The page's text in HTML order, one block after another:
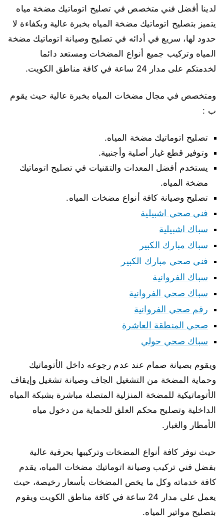
لدينا أفضل فني متخصص في تصليح اتوماتيك مضخة مياه
يتميز بتصليح اتوماتيك مضخة المياه بخبرة عالية وبكفاءة لا
حدود لها، سريع في أدائه في تصليح وصيانة اتوماتيك مضخة
المياه وتركيب جميع أنواع المضخات ومستعد دائما
لخدمتكم على مدار 24 ساعة في كافة مناطق الكويت.
ومتخصص في مجال مضخات المياه بخبرة عالية حيث يقوم
ب :
تصليح اتوماتيك مضخة المياه.
وتوفير قطع غيار أصلية وأجنبية.
يستخدم أفضل المعدات والتقنيات في تصليح اتوماتيك
مضخة المياه.
تصليح وصيانة كافة أنواع مضخات المياه.
فني صحي اشبيلية
سباك اشبيلية
سباك مبارك الكبير
فني صحي مبارك الكبير
سباك الفروانية
سباك صحي الفروانية
رقم صحي الفروانية
صحي المنطقة العاشرة
سباك صحي حولي
ويقوم بصيانة صمام عند عدم رجوعه داخل الأتوماتيك
وحماية المضخة من التشغيل الجاف وصيانة تشغيل وإيقاف
الأتوماتيكية للمضخة المنزلية المتصلة مباشرة بشبكة المياه
الداخلية وتصليح محكم العلق للحماية من دخول مياه
الأمطار والغبار.
حيث نوفر كافة أنواع المضخات وتركيبها بحرفية عالية
بفضل فني تركيب وصيانة اتوماتيك مضخات المياه، يقدم
كافة خدماته وكل ما يخص المضخات بأسعار رخيصة، حيث
يعمل على مدار 24 ساعة في كافة مناطق الكويت ويقوم
بتصليح مواتير المياه.